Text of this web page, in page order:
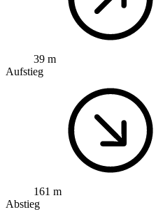
39 m
Aufstieg
161 m
Abstieg